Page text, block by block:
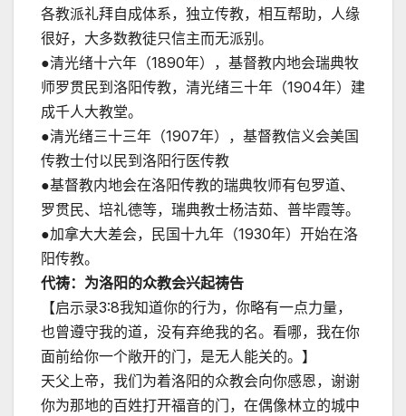
各教派礼拜自成体系，独立传教，相互帮助，人缘
很好，大多数教徒只信主而无派别。
●清光绪十六年（1890年），基督教内地会瑞典牧
师罗贯民到洛阳传教，清光绪三十年（1904年）建
成千人大教堂。
●清光绪三十三年（1907年），基督教信义会美国
传教士付以民到洛阳行医传教
●基督教内地会在洛阳传教的瑞典牧师有包罗道、
罗贯民、培礼德等，瑞典教士杨洁茹、普毕霞等。
●加拿大大差会，民国十九年（1930年）开始在洛
阳传教。
代祷：为洛阳的众教会兴起祷告
【启示录3:8我知道你的行为，你略有一点力量，
也曾遵守我的道，没有弃绝我的名。看哪，我在你
面前给你一个敞开的门，是无人能关的。】
天父上帝，我们为着洛阳的众教会向你感恩，谢谢
你为那地的百姓打开福音的门，在偶像林立的城中